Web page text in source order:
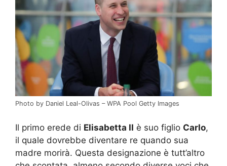
Photo by Daniel Leal-Olivas – WPA Pool Getty Images
Il primo erede di Elisabetta II è suo figlio Carlo,
il quale dovrebbe diventare re quando sua
madre morirà. Questa designazione è tutt’altro